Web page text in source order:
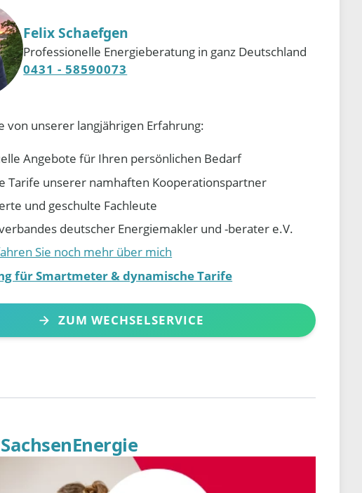
Felix Schaefgen
Professionelle Energieberatung in ganz Deutschland
0431 - 58590073
von unserer langjährigen Erfahrung:
Angebote für Ihren persönlichen Bedarf
Tarife unserer namhaften Kooperationspartner
und geschulte Fachleute
deutscher Energiemakler und -berater e.V.
Sie noch mehr über mich
für Smartmeter & dynamische Tarife
ZUM WECHSELSERVICE